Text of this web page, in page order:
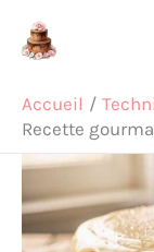
Accueil
Recette
Rechercher